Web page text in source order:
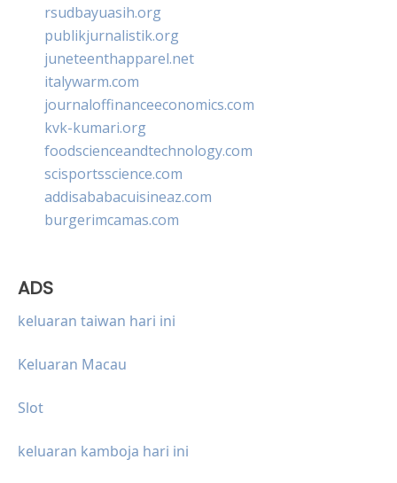
rsudbayuasih.org
publikjurnalistik.org
juneteenthapparel.net
italywarm.com
journaloffinanceeconomics.com
kvk-kumari.org
foodscienceandtechnology.com
scisportsscience.com
addisababacuisineaz.com
burgerimcamas.com
ADS
keluaran taiwan hari ini
Keluaran Macau
Slot
keluaran kamboja hari ini